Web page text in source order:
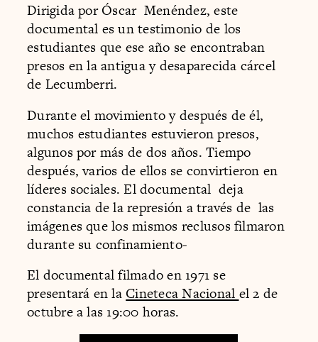
Dirigida por Óscar Menéndez, este
documental es un testimonio de los
estudiantes que ese año se encontraban
presos en la antigua y desaparecida cárcel
de Lecumberri.
Durante el movimiento y después de él,
muchos estudiantes estuvieron presos,
algunos por más de dos años. Tiempo
después, varios de ellos se convirtieron en
líderes sociales. El documental deja
constancia de la represión a través de las
imágenes que los mismos reclusos filmaron
durante su confinamiento-
El documental filmado en 1971 se
presentará en la Cineteca Nacional el 2 de
octubre a las 19:00 horas.